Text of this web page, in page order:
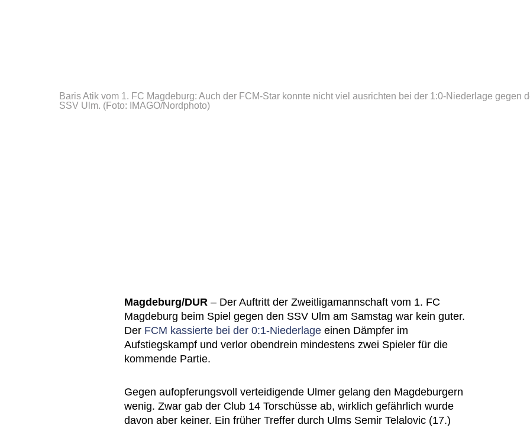
Baris Atik vom 1. FC Magdeburg: Auch der FCM-Star konnte nicht viel ausrichten bei der 1:0-Niederlage gegen
SSV Ulm. (Foto: IMAGO/Nordphoto)
Magdeburg/DUR – Der Auftritt der Zweitligamannschaft vom 1. FC
Magdeburg beim Spiel gegen den SSV Ulm am Samstag war kein guter.
Der FCM kassierte bei der 0:1-Niederlage einen Dämpfer im
Aufstiegskampf und verlor obendrein mindestens zwei Spieler für die
kommende Partie.
Gegen aufopferungsvoll verteidigende Ulmer gelang den Magdeburgern
wenig. Zwar gab der Club 14 Torschüsse ab, wirklich gefährlich wurde
davon aber keiner. Ein früher Treffer durch Ulms Semir Telalovic (17.)